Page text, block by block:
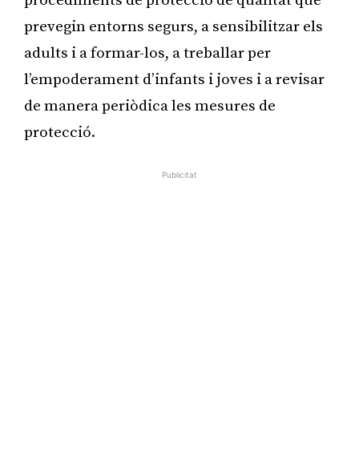
prevegin entorns segurs, a sensibilitzar els
adults i a formar-los, a treballar per
l’empoderament d’infants i joves i a revisar
de manera periòdica les mesures de
protecció.
Publicitat